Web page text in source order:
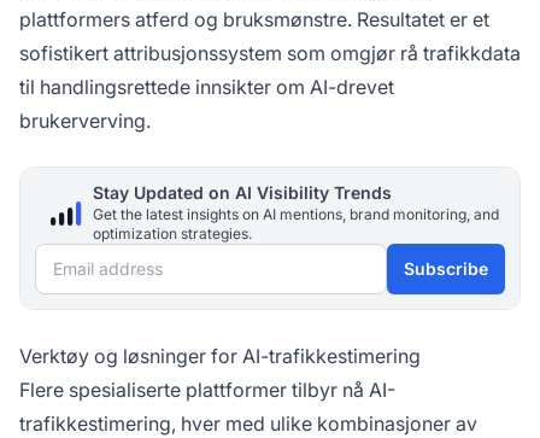
plattformers atferd og bruksmønstre. Resultatet er et
sofistikert attribusjonssystem som omgjør rå trafikkdata
til handlingsrettede innsikter om AI-drevet
brukerverving.
Stay Updated on AI Visibility Trends
Get the latest insights on AI mentions, brand monitoring, and
optimization strategies.
Email address Subscribe
Verktøy og løsninger for AI-trafikkestimering
Flere spesialiserte plattformer tilbyr nå AI-
trafikkestimering, hver med ulike kombinasjoner av